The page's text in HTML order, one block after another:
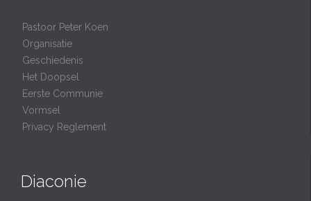
Pastoor Peter Koen
Organisatie
Geschiedenis
Het Doopsel
Eerste Communie
Vormsel
Privacy Reglement
Diaconie